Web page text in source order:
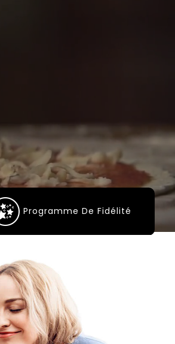
Programme De Fidélité